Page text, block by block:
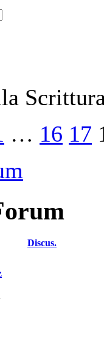
… 16 17
Discus.